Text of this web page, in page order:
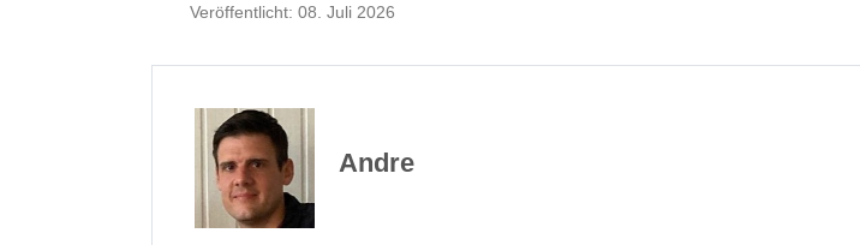
Veröffentlicht: 08. Juli 2026
Andre